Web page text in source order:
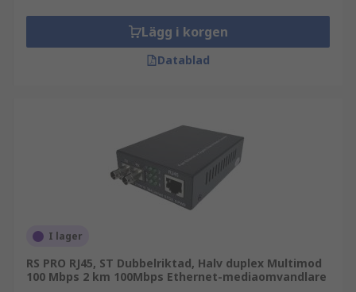
Lägg i korgen
Datablad
I lager
RS PRO RJ45, ST Dubbelriktad, Halv duplex Multimod
100 Mbps 2 km 100Mbps Ethernet-mediaomvandlare